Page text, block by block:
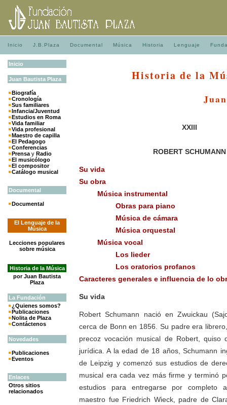
Inicio J.B.Plaza Documental Música Historia Lenguaje
Inicio
Juan Bautista Plaza
Biografía
Cronología
Sus familiares
Infancia/Juventud
Estudios en Roma
Vida familiar
Vida profesional
Maestro de capilla
El Pedagogo
Conferencias
Prensa y Radio
El musicólogo
El compositor
Catálogo musical
Documental
Documental
El Lenguaje de la
Música
Lecciones populares
sobre música
Historia de la Música
por Juan Bautista
Plaza
La Fundación
¿Quienes somos?
Publicaciones
Nolita de Plaza
Contáctenos
Novedades
Publicaciones
Eventos
Enlaces
Otros sitios
relacionados
Historia de la
XXIII
ROBERT SCHUMANN
Su vida
Su obra
Música instrumental
Obras para piano
Música de cámara
Música orquestal
Música vocal
Los lieder
Los oratorios profanos
Caracteres generales e influencia de lo
Su vida
Robert Schumann nació en Zwuickau
cerca de Bonn en 1856. Su padre era
precoz vocación musical de Robert, quiso
jurídica. A la edad de 18 años, Schumann
de Leipzig y comenzó sus estudios de
musical era cada vez más firme y terminó
estudios para entregarse por completo
maestro fue Friedrich Wieck, padre de